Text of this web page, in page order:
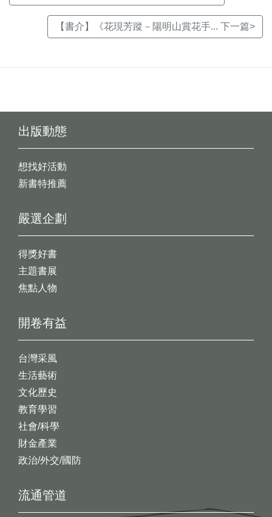
【書介】《花現芳蹤－陽明山賞花手... 下一篇>
出版動態
想找好活動
新書特推薦
開卷有益
台灣采風
生活藝術
文化歷史
教育學習
社會/科學
財金產業
政治/外交/國防
嚴選企劃
得獎好書
主題書展
焦點人物
流通管道